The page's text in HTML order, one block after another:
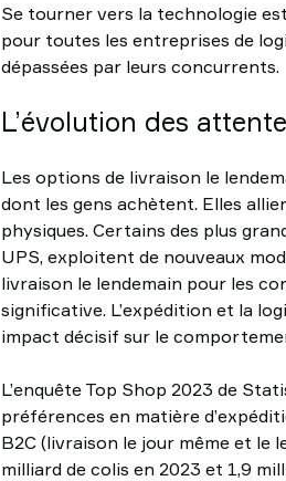
Se tourner vers la technologie
pour toutes les entreprises de
dépassées par leurs concurrents.
L’évolution des
Les options de livraison le
dont les gens achètent. Elles
physiques. Certains des plus
UPS, exploitent de nouveaux
livraison le lendemain pour les
significative. L’expédition et la
impact décisif sur le
L’enquête Top Shop 2023 de
préférences en matière
B2C (livraison le jour même et le
milliard de colis en 2023 et 1,9